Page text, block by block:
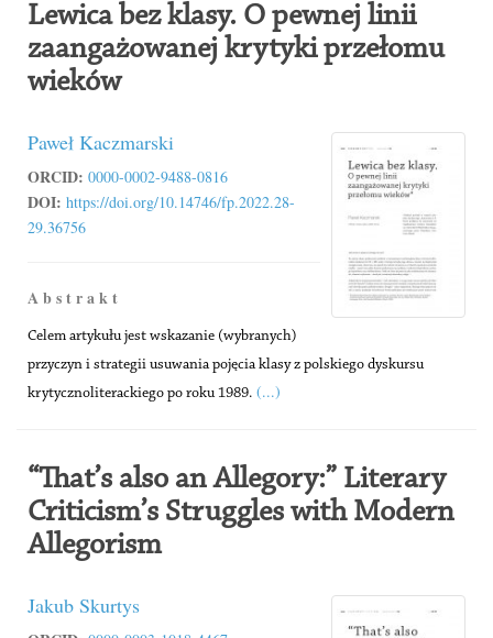
Lewica bez klasy. O pewnej linii
zaangażowanej krytyki przełomu
wieków
Paweł Kaczmarski
ORCID: 0000-0002-9488-0816
DOI: https://doi.org/10.14746/fp.2022.28-
29.36756
A b s t r a k t
Celem artykułu jest wskazanie (wybranych)
przyczyn i strategii usuwania pojęcia klasy z polskiego dyskursu
krytycznoliterackiego po roku 1989. (...)
“That’s also an Allegory:” Literary
Criticism’s Struggles with Modern
Allegorism
Jakub Skurtys